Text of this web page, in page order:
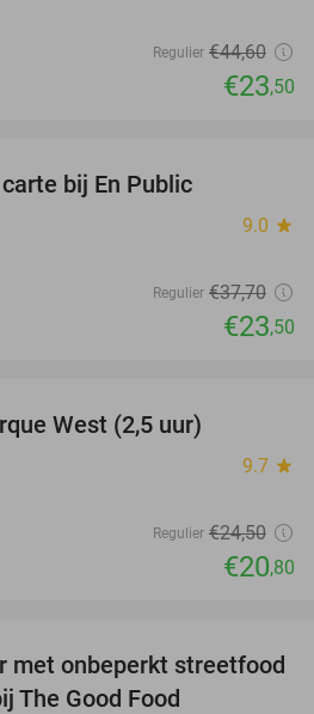
Regulier €44,60
€23,50
bij En Public
9.0 star
Regulier €37,70
€23,50
West (2,5 uur)
9.7 star
Regulier €24,50
€20,80
51%
met onbeperkt streetfood
The Good Food